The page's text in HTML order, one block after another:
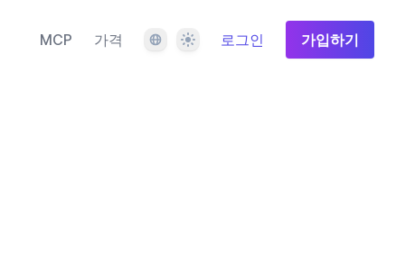
MCP 가격 언어 테마 로그인 가입하기